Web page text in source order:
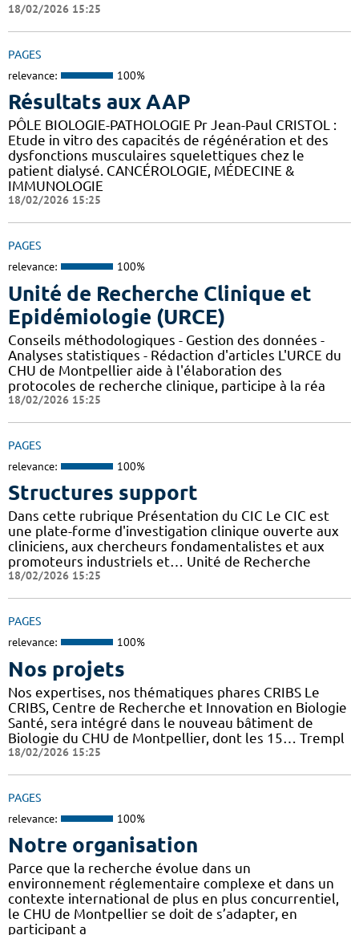
18/02/2026 15:25
PAGES
relevance: 100%
Résultats aux AAP
PÔLE BIOLOGIE-PATHOLOGIE Pr Jean-Paul CRISTOL :
Etude in vitro des capacités de régénération et des
dysfonctions musculaires squelettiques chez le
patient dialysé. CANCÉROLOGIE, MÉDECINE &
IMMUNOLOGIE
18/02/2026 15:25
PAGES
relevance: 100%
Unité de Recherche Clinique et
Epidémiologie (URCE)
Conseils méthodologiques - Gestion des données -
Analyses statistiques - Rédaction d'articles L'URCE du
CHU de Montpellier aide à l'élaboration des
protocoles de recherche clinique, participe à la réa
18/02/2026 15:25
PAGES
relevance: 100%
Structures support
Dans cette rubrique Présentation du CIC Le CIC est
une plate-forme d'investigation clinique ouverte aux
cliniciens, aux chercheurs fondamentalistes et aux
promoteurs industriels et… Unité de Recherche
18/02/2026 15:25
PAGES
relevance: 100%
Nos projets
Nos expertises, nos thématiques phares CRIBS Le
CRIBS, Centre de Recherche et Innovation en Biologie
Santé, sera intégré dans le nouveau bâtiment de
Biologie du CHU de Montpellier, dont les 15… Trempl
18/02/2026 15:25
PAGES
relevance: 100%
Notre organisation
Parce que la recherche évolue dans un
environnement réglementaire complexe et dans un
contexte international de plus en plus concurrentiel,
le CHU de Montpellier se doit de s’adapter, en
participant a